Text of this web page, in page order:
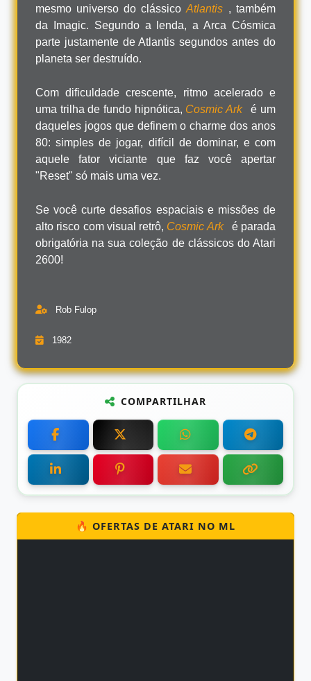
mesmo universo do clássico Atlantis , também
da Imagic. Segundo a lenda, a Arca Cósmica
parte justamente de Atlantis segundos antes do
planeta ser destruído.
Com dificuldade crescente, ritmo acelerado e
uma trilha de fundo hipnótica, Cosmic Ark
é um
daqueles jogos que definem o charme dos anos
80: simples de jogar, difícil de dominar, e com
aquele fator viciante que faz você apertar
"Reset" só mais uma vez.
Se você curte desafios espaciais e missões de
alto risco com visual retrô, Cosmic Ark
é parada
obrigatória na sua coleção de clássicos do Atari
2600!
Rob Fulop
1982
COMPARTILHAR
🔥 OFERTAS DE ATARI NO ML